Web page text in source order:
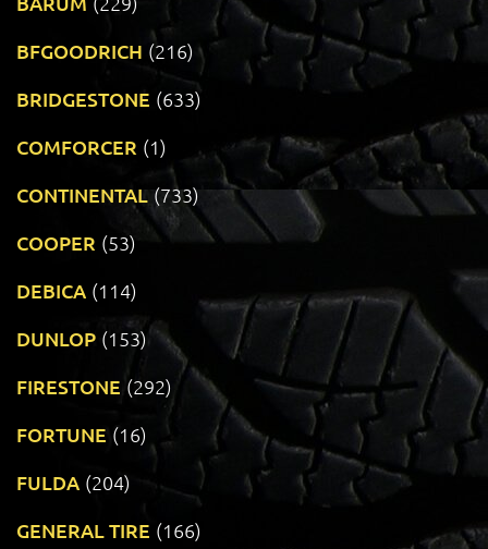
BFGOODRICH (216)
BRIDGESTONE (633)
COMFORCER (1)
CONTINENTAL (733)
COOPER (53)
DEBICA (114)
DUNLOP (153)
FIRESTONE (292)
FORTUNE (16)
FULDA (204)
GENERAL TIRE (166)